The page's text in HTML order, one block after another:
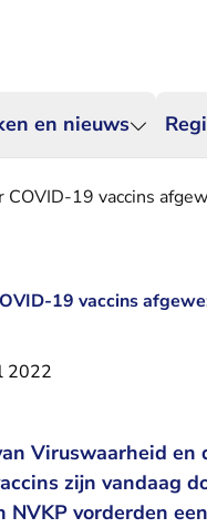
en nieuws
COVID-19 vaccins
19 vaccins
2022
Viruswaarheid
zijn vandaag
NVKP vorderden